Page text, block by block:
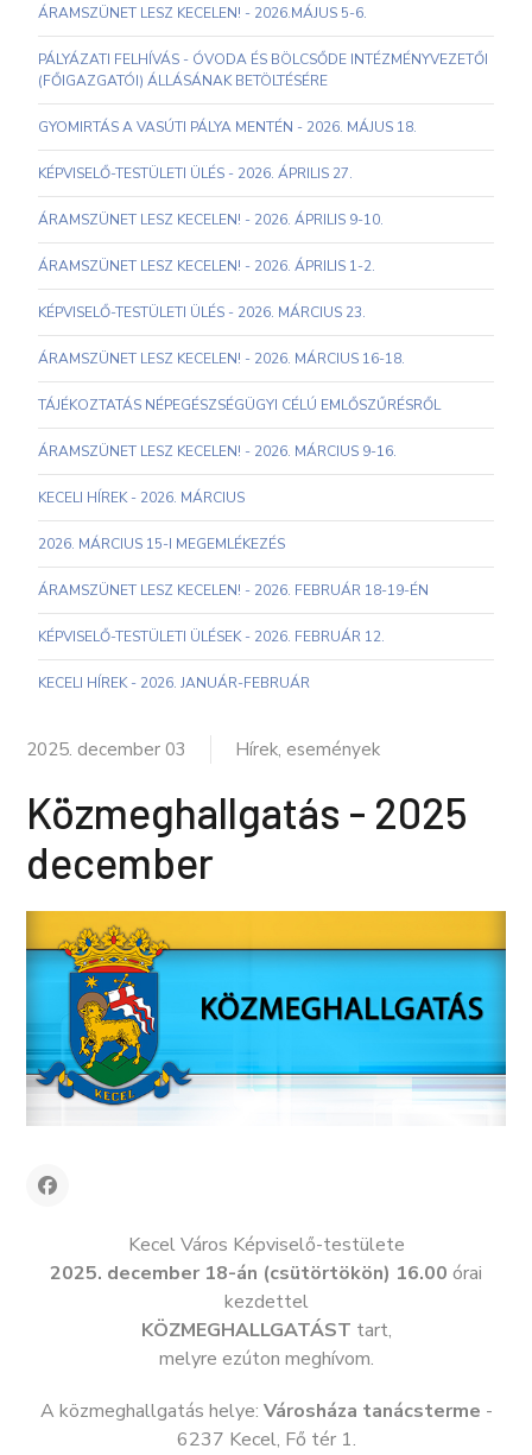
ÁRAMSZÜNET LESZ KECELEN! - 2026.MÁJUS 5-6.
PÁLYÁZATI FELHÍVÁS - ÓVODA ÉS BÖLCSŐDE INTÉZMÉNYVEZETŐI
(FŐIGAZGATÓI) ÁLLÁSÁNAK BETÖLTÉSÉRE
GYOMIRTÁS A VASÚTI PÁLYA MENTÉN - 2026. MÁJUS 18.
KÉPVISELŐ-TESTÜLETI ÜLÉS - 2026. ÁPRILIS 27.
ÁRAMSZÜNET LESZ KECELEN! - 2026. ÁPRILIS 9-10.
ÁRAMSZÜNET LESZ KECELEN! - 2026. ÁPRILIS 1-2.
KÉPVISELŐ-TESTÜLETI ÜLÉS - 2026. MÁRCIUS 23.
ÁRAMSZÜNET LESZ KECELEN! - 2026. MÁRCIUS 16-18.
TÁJÉKOZTATÁS NÉPEGÉSZSÉGÜGYI CÉLÚ EMLŐSZŰRÉSRŐL
ÁRAMSZÜNET LESZ KECELEN! - 2026. MÁRCIUS 9-16.
KECELI HÍREK - 2026. MÁRCIUS
2026. MÁRCIUS 15-I MEGEMLÉKEZÉS
ÁRAMSZÜNET LESZ KECELEN! - 2026. FEBRUÁR 18-19-ÉN
KÉPVISELŐ-TESTÜLETI ÜLÉSEK - 2026. FEBRUÁR 12.
KECELI HÍREK - 2026. JANUÁR-FEBRUÁR
2025. december 03 Hírek, események
Közmeghallgatás - 2025
december
Kecel Város Képviselő-testülete
2025. december 18-án (csütörtökön) 16.00 órai
kezdettel
KÖZMEGHALLGATÁST tart,
melyre ezúton meghívom.
A közmeghallgatás helye: Városháza tanácsterme -
6237 Kecel, Fő tér 1.